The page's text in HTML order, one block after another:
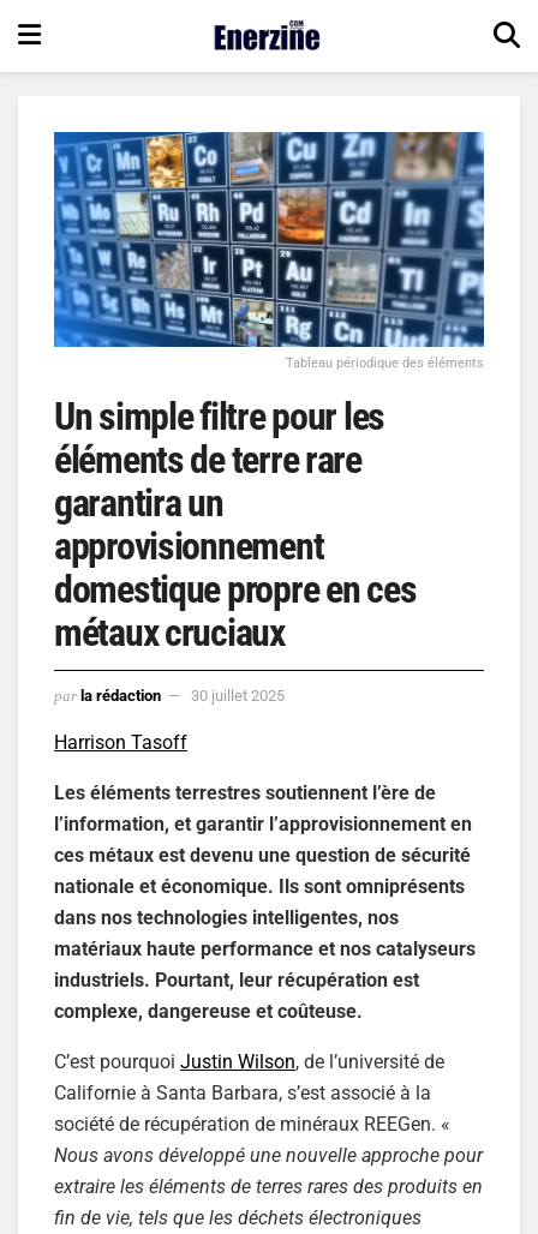
Tableau périodique des éléments
Un simple filtre pour les
éléments de terre rare
garantira un
approvisionnement
domestique propre en ces
métaux cruciaux
par la rédaction 30 juillet 2025
Harrison Tasoff
Les éléments terrestres soutiennent l’ère de
l’information, et garantir l’approvisionnement en
ces métaux est devenu une question de sécurité
nationale et économique. Ils sont omniprésents
dans nos technologies intelligentes, nos
matériaux haute performance et nos catalyseurs
industriels. Pourtant, leur récupération est
complexe, dangereuse et coûteuse.
C’est pourquoi Justin Wilson, de l’université de
Californie à Santa Barbara, s’est associé à la
société de récupération de minéraux REEGen. «
Nous avons développé une nouvelle approche pour
extraire les éléments de terres rares des produits en
fin de vie, tels que les déchets électroniques